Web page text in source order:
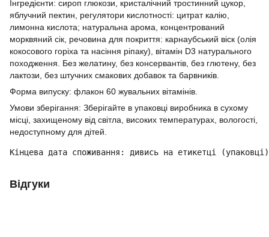
Інгредієнти: сироп глюкози, кристалічний тростинний цукор,
яблучний пектин, регулятори кислотності: цитрат калію,
лимонна кислота; натуральна арома, концентрований
морквяний сік, речовина для покриття: карнаубський віск (олія
кокосового горіха та насіння ріпаку), вітамін D3 натурального
походження. Без желатину, без консервантів, без глютену, без
лактози, без штучних смакових добавок та барвників.
Форма випуску: флакон 60 жувальних вітамінів.
Умови зберігання: Зберігайте в упаковці виробника в сухому
місці, захищеному від світла, високих температурах, вологості,
недоступному для дітей.
Кінцева дата споживання: дивись на етикетці
Відгуки